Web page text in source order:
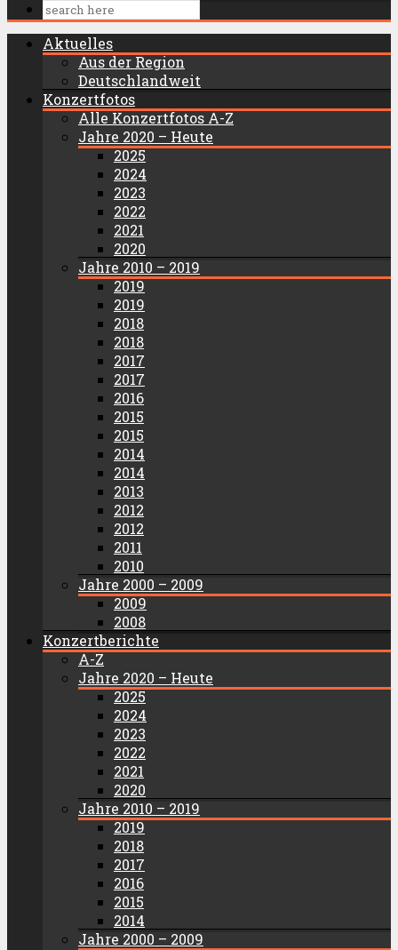
Aktuelles
Aus der Region
Deutschlandweit
Konzertfotos
Alle Konzertfotos A-Z
Jahre 2020 – Heute
2025
2024
2023
2022
2021
2020
Jahre 2010 – 2019
2019
2019
2018
2018
2017
2017
2016
2015
2015
2014
2014
2013
2012
2012
2011
2010
Jahre 2000 – 2009
2009
2008
Konzertberichte
A-Z
Jahre 2020 – Heute
2025
2024
2023
2022
2021
2020
Jahre 2010 – 2019
2019
2018
2017
2016
2015
2014
Jahre 2000 – 2009